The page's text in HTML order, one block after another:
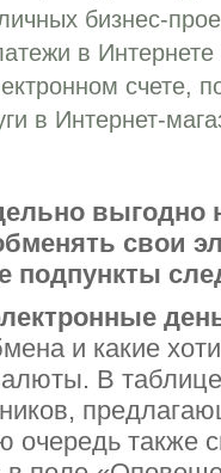
бизнес-
в
счете,
в Интернет-
выгодно
свои
подпункты
и какие
В таблице
очередь также